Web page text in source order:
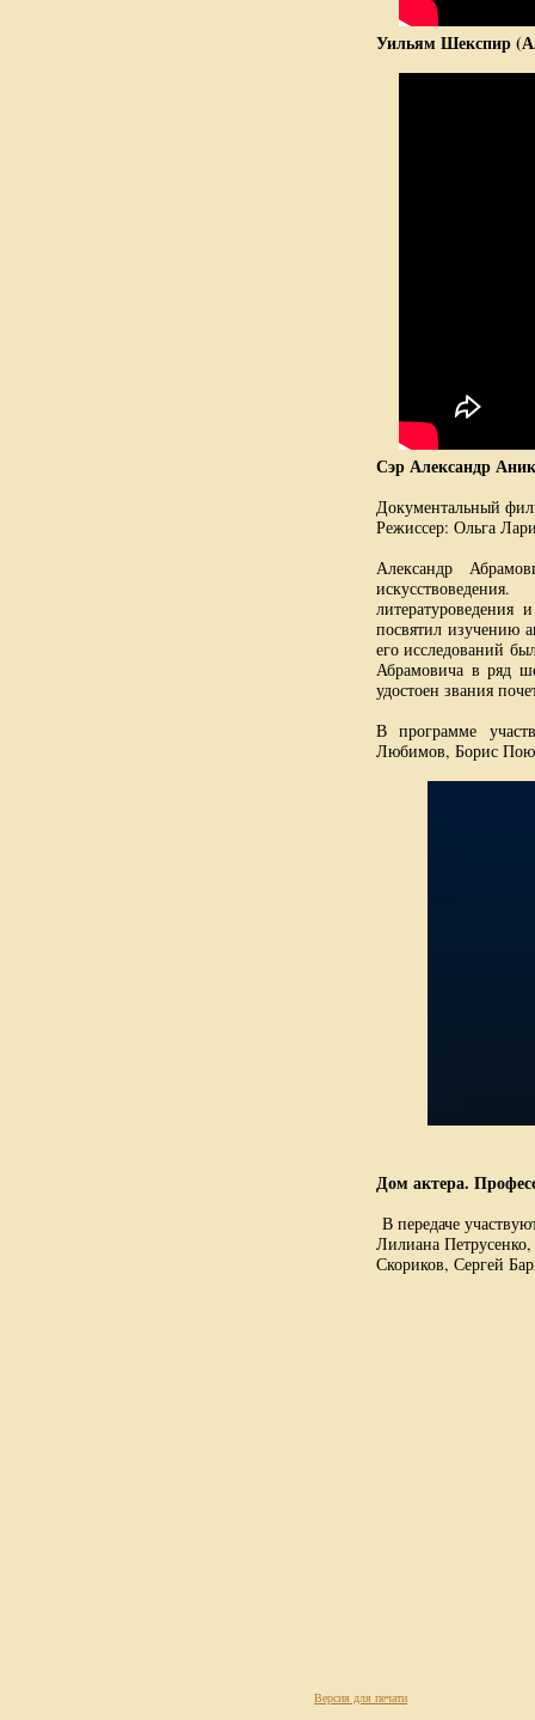
Уильям Шекспир
Сэр Александр
Документальный
Режиссер: Ольга
Александр
литературоведения
посвятил изучению
его исследований
Абрамовича в ряд
удостоен звания
В программе
Любимов, Борис
Дом актера.
В передаче
Лилиана
Скориков, Сергей
Версия для печати